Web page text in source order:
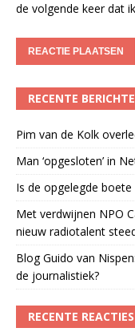
de volgende keer dat
RECENTE
Pim van de Kolk
Man ‘opgesloten’ in
Is de opgelegde
Met verdwijnen NPO
nieuw radiotalent
Blog Guido van
de journalistiek?
RECENTE REACTIES